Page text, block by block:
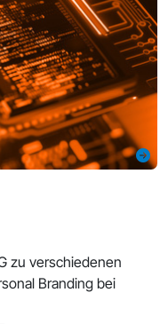
zu verschiedenen
Branding bei